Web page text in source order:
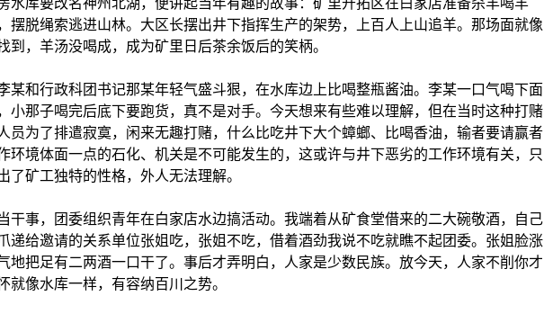
库要改名神州北湖，便讲起当年有趣的故事：矿里开拓区在白家店准备杀羊喝羊
摆脱绳索逃进山林。大区长摆出井下指挥生产的架势，上百人上山追羊。那场面就像
到，羊汤没喝成，成为矿里日后茶余饭后的笑柄。
和行政科团书记那某年轻气盛斗狠，在水库边上比喝整瓶酱油。李某一口气喝下面
小那子喝完后底下要跑货，真不是对手。今天想来有些难以理解，但在当时这种打赌
员为了排遣寂寞，闲来无趣打赌，什么比吃井下大个蟑螂、比喝香油，输者要请赢者
环境体面一点的石化、机关是不可能发生的，这或许与井下恶劣的工作环境有关，只
了矿工独特的性格，外人无法理解。
事，团委组织青年在白家店水边搞活动。我端着从矿食堂借来的二大碗敬酒，自己
递给邀请的关系单位张姐吃，张姐不吃，借着酒劲我说不吃就瞧不起团委。张姐脸涨
地把足有二两酒一口干了。事后才弄明白，人家是少数民族。放今天，人家不削你才
就像水库一样，有容纳百川之势。